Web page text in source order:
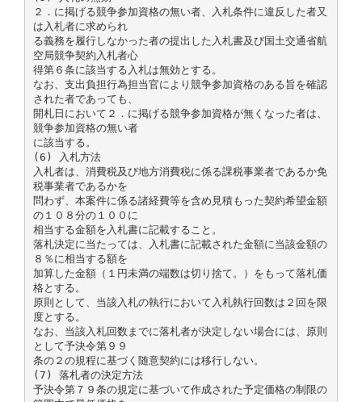
２．に掲げる競争参加資格の無い者、入札条件に違反した者又
は入札者に求められ
る義務を履行しなかった者の提出した入札書及び国土交通省航
空局競争契約入札者心
得第６条に該当する入札は無効とする。
なお、支出負担行為担当官により競争参加資格のある旨を確認
された者であっても、
開札日において２．に掲げる競争参加資格が無くなった者は、
競争参加資格の無い者
に該当する。
(6) 入札方法
入札者は、消費税及び地方消費税に係る課税事業者であるか免
税事業者であるかを
問わず、本案件に係る諸経費等を含め見積もった契約希望金額
の１０８分の１００に
相当する金額を入札書に記載すること。
落札決定に当たっては、入札書に記載された金額に当該金額の
８％に相当する額を
加算した金額（１円未満の端数は切り捨て。）をもって落札価
格とする。
原則として、当該入札の執行において入札執行回数は２回を限
度とする。
なお、当該入札回数までに落札者が決定しない場合には、原則
として予決令第９９
条の２の規程に基づく随意契約には移行しない。
(7) 落札者の決定方法
予決令第７９条の規定に基づいて作成された予定価格の制限の